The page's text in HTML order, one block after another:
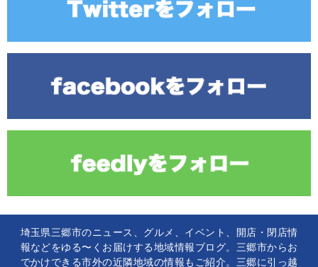
埼玉県三郷市のニュース、グルメ、イベント、開店・閉店情
報などをゆる〜くお届けする地域情報ブログ。三郷市からお
でかけできる市外の近隣地域の情報もご紹介。三郷に引っ越